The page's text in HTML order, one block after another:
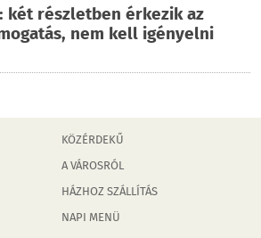
két részletben érkezik az
nem kell igényelni
KÖZÉRDEKŰ
A VÁROSRÓL
HÁZHOZ SZÁLLÍTÁS
NAPI MENÜ